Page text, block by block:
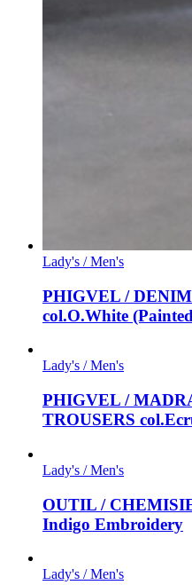
Lady's / Men's
PHIGVEL /
col.O.White
Lady's / Men's
PHIGVEL /
TROUSERS
Lady's / Men's
OUTIL /
Indigo Embroidery
Lady's / Men's